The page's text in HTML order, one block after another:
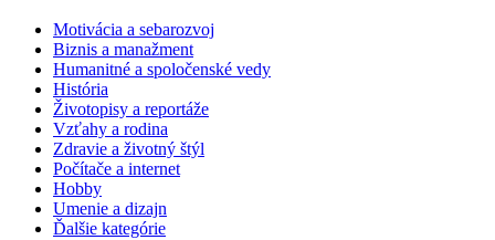
Motivácia a sebarozvoj
Biznis a manažment
Humanitné a spoločenské vedy
História
Životopisy a reportáže
Vzťahy a rodina
Zdravie a životný štýl
Počítače a internet
Hobby
Umenie a dizajn
Ďalšie kategórie